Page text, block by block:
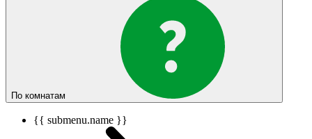
По комнатам
{{ submenu.name }}